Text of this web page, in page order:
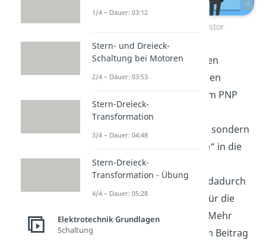
Zum Video: PNP Transistor
Wenn wir wieder zu unseren
Anschauung mit zwei Dioden
zurückkehren, hast du beim PNP
Transistor nicht zwei
entgegengesetzte Dioden, sondern
zwei Dioden, deren „Spitze“ in die
selbe Richtung zeigen. Im
Wesentlichen ändern sich dadurch
die Richtungen der Pfeile für die
Spannungen und Ströme. Mehr
dazu findest du in unserem Beitrag
1/4 – Dauer: 03:12
Stern- und Dreieck-
Schaltung bei Motoren
2/4 – Dauer: 03:53
Stern-Dreieck-
Transformation
3/4 – Dauer: 04:48
Stern-Dreieck-
Transformation - Übung
4/4 – Dauer: 05:28
Elektrotechnik Grundlagen
Schaltung